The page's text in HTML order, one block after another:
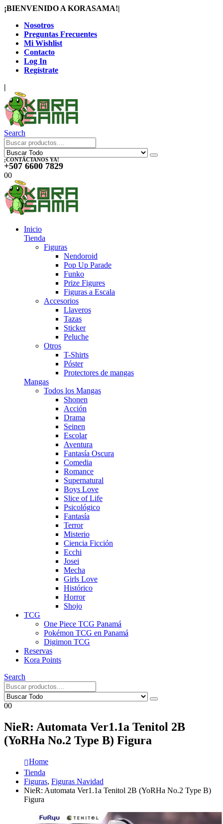
¡BIENVENIDO A KORASAMA!|
Nosotros
Preguntas Frecuentes
Mi Wishlist
Contacto
Log In
Regístrate
|
Search
¡CONTÁCTANOS YA!
+507 6600 7829
00
Inicio
Tienda
Figuras
Nendoroid
Pop Up Parade
Funko
Prize Figures
Figuras a Escala
Accesorios
Llaveros
Tazas
Sticker
Peluche
Otros
T-Shirts
Póster
Protectores de mangas
Mangas
Todos los Mangas
Shonen
Acción
Drama
Seinen
Escolar
Aventura
Fantasía Oscura
Comedia
Romance
Supernatural
Boys Love
Slice of Life
Psicológico
Fantasía
Terror
Misterio
Ciencia Ficción
Ecchi
Josei
Mecha
Girls Love
Histórico
Horror
Shojo
TCG
One Piece TCG Panamá
Pokémon TCG en Panamá
Digimon TCG
Reservas
Kora Points
Search
00
NieR: Automata Ver1.1a Tenitol 2B
(YoRHa No.2 Type B) Figura
Home
Tienda
Figuras, Figuras Navidad
NieR: Automata Ver1.1a Tenitol 2B (YoRHa No.2 Type B)
Figura